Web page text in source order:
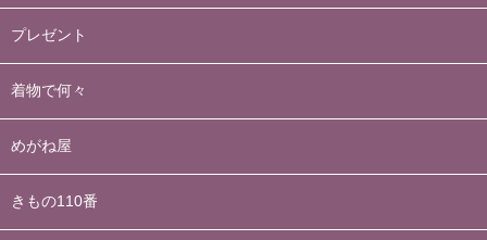
プレゼント
着物で何々
めがね屋
きもの110番